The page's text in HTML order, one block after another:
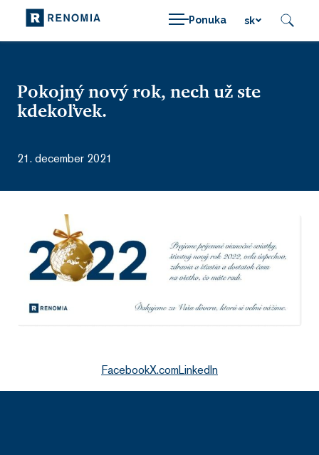
Ponuka sk
Pokojný nový rok, nech už ste
kdekoľvek.
21. december 2021
FacebookX.comLinkedIn